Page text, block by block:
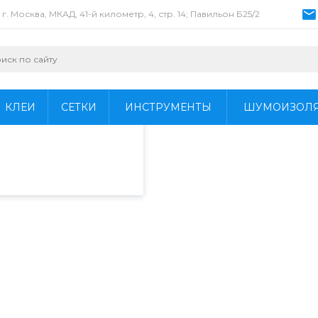
и
.
г. Москва, МКАД, 41-й километр, 4, стр. 14; Павильон Б25/2
КЛЕИ СЕТКИ ИНСТРУМЕНТЫ